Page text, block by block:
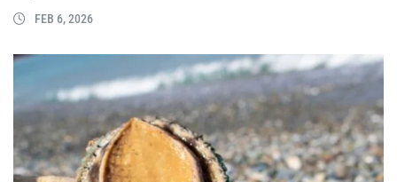
FEB 6, 2026